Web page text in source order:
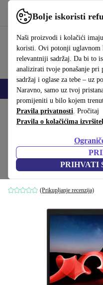
Bolje iskoristi
Naši proizvodi i kolačići
koristi. Ovi potonji
relevantniji sadržaj. Da bi to
analizirati tvoje ponašanje pri
sadržaj i oglase za tebe – uz
Naravno, samo uz tvoj
promijeniti u bilo kojem
Pravila privatnosti. Pročitaj
Pravila o kolačićima
PRIHVATI
Koristi refurbed brzo i
Mobiteli Prijenosna računala
Početna stranica Proizvodi
Lenovo ThinkPad
1335U | 14"
16 GB | 256 GB SSD |
(Prikupljanje recenzija)